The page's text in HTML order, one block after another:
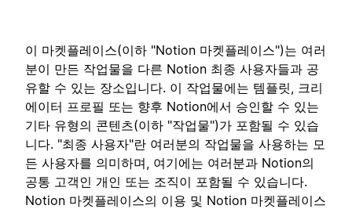
이 마켓플레이스(이하 "Notion 마켓플레이스")는 여러
분이 만든 작업물을 다른 Notion 최종 사용자들과 공
유할 수 있는 장소입니다. 이 작업물에는 템플릿, 크리
에이터 프로필 또는 향후 Notion에서 승인할 수 있는
기타 유형의 콘텐츠(이하 "작업물")가 포함될 수 있습
니다. "최종 사용자"란 여러분의 작업물을 사용하는 모
든 사용자를 의미하며, 여기에는 여러분과 Notion의
공통 고객인 개인 또는 조직이 포함될 수 있습니다.
Notion 마켓플레이스의 이용 및 Notion 마켓플레이스